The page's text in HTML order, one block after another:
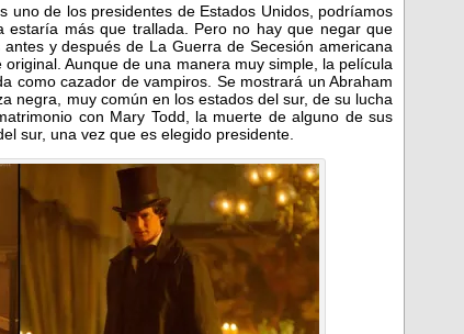
uno de los presidentes de Estados Unidos, podríamos
más que trallada. Pero no hay que negar que
y después de La Guerra de Secesión americana
Aunque de una manera muy simple, la película
como cazador de vampiros. Se mostrará un Abraham
negra, muy común en los estados del sur, de su lucha
con Mary Todd, la muerte de alguno de sus
sur, una vez que es elegido presidente.